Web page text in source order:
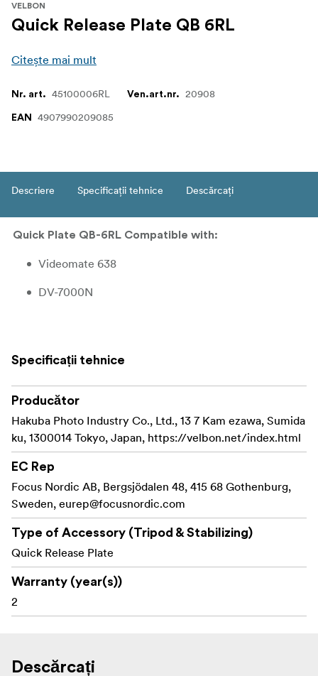
VELBON
Quick Release Plate QB 6RL
Citește mai mult
Nr. art. 45100006RL Ven.art.nr. 20908
EAN 4907990209085
Descriere Specificații tehnice Descărcați
Quick Plate QB-6RL Compatible with:
Videomate 638
DV-7000N
Specificații tehnice
Producător
Hakuba Photo Industry Co., Ltd., 13 7 Kam ezawa, Sumida
ku, 1300014 Tokyo, Japan, https://velbon.net/index.html
EC Rep
Focus Nordic AB, Bergsjödalen 48, 415 68 Gothenburg,
Sweden, eurep@focusnordic.com
Type of Accessory (Tripod & Stabilizing)
Quick Release Plate
Warranty (year(s))
2
Descărcați